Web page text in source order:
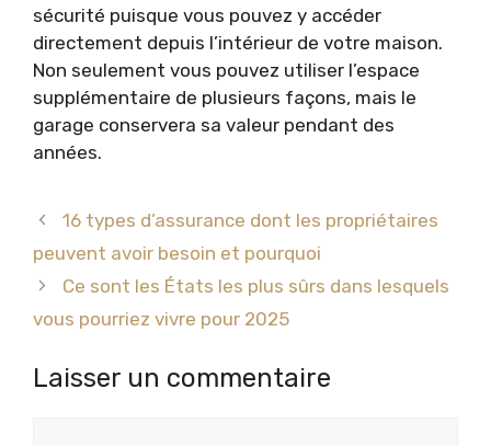
sécurité puisque vous pouvez y accéder
directement depuis l’intérieur de votre maison.
Non seulement vous pouvez utiliser l’espace
supplémentaire de plusieurs façons, mais le
garage conservera sa valeur pendant des
années.
16 types d’assurance dont les propriétaires
peuvent avoir besoin et pourquoi
Ce sont les États les plus sûrs dans lesquels
vous pourriez vivre pour 2025
Laisser un commentaire